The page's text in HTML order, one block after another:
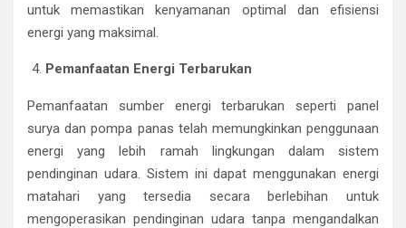
untuk memastikan kenyamanan optimal dan efisiensi
energi yang maksimal.
Pemanfaatan Energi Terbarukan
Pemanfaatan sumber energi terbarukan seperti panel
surya dan pompa panas telah memungkinkan penggunaan
energi yang lebih ramah lingkungan dalam sistem
pendinginan udara. Sistem ini dapat menggunakan energi
matahari yang tersedia secara berlebihan untuk
mengoperasikan pendinginan udara tanpa mengandalkan